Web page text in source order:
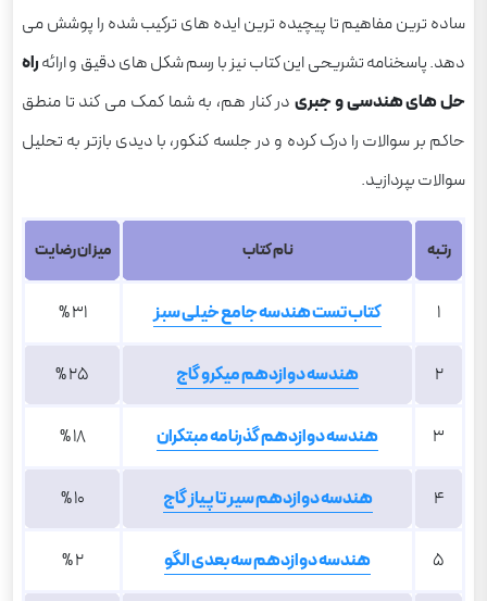
ساده ترین مفاهیم تا پیچیده ترین ایده های ترکیب شده را پوشش می
دهد. پاسخنامه تشریحی این کتاب نیز با رسم شکل های دقیق و ارائهراه
حل های هندسی و جبریدر کنار هم، به شما کمک می کند تا منطق
حاکم بر سوالات را درک کرده و در جلسه کنکور، با دیدی بازتر به تحلیل
سوالات بپردازید.
رتبه نام کتاب میزان رضایت
1 کتاب تست هندسه جامع خیلی سبز 31 %
2 هندسه دوازدهم میکرو گاج 25 %
3 هندسه دوازدهم گذرنامه مبتکران 18 %
4 هندسه دوازدهم سیر تا پیاز گاج 10 %
5 هندسه دوازدهم سه بعدی الگو 2 %